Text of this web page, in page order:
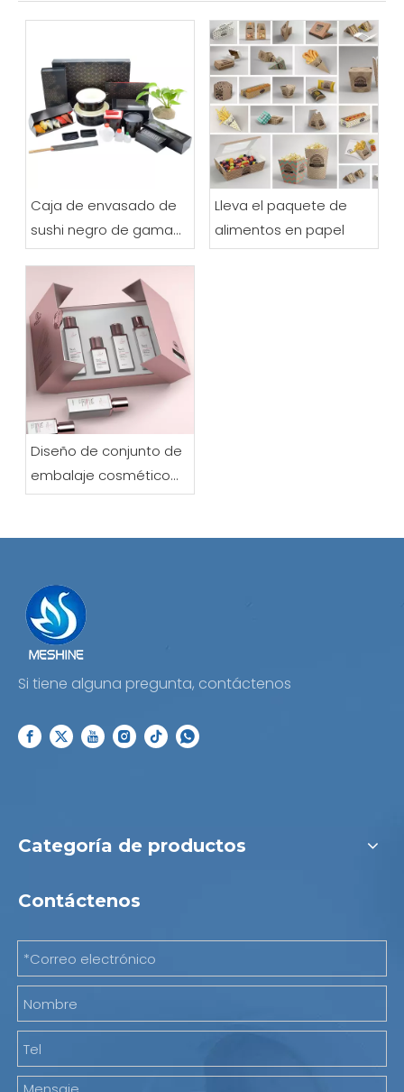
Caja de envasado de
sushi negro de gama
alta
Lleva el paquete de
alimentos en papel
Diseño de conjunto de
embalaje cosmético
premium
Si tiene alguna pregunta, contáctenos
Categoría de productos
Contáctenos